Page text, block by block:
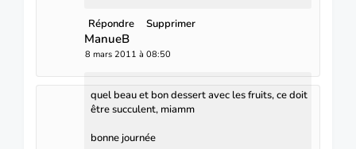
Répondre Supprimer
ManueB
8 mars 2011 à 08:50
quel beau et bon dessert avec les fruits, ce doit
être succulent, miamm
bonne journée